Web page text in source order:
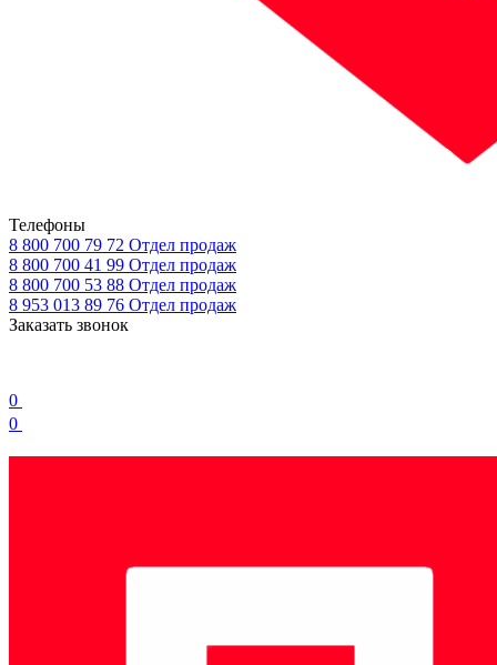
Телефоны
8 800 700 79 72 Отдел продаж
8 800 700 41 99 Отдел продаж
8 800 700 53 88 Отдел продаж
8 953 013 89 76 Отдел продаж
Заказать звонок
0
0